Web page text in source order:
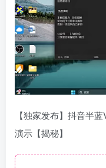
【独家发布】抖音半
演示【揭秘】